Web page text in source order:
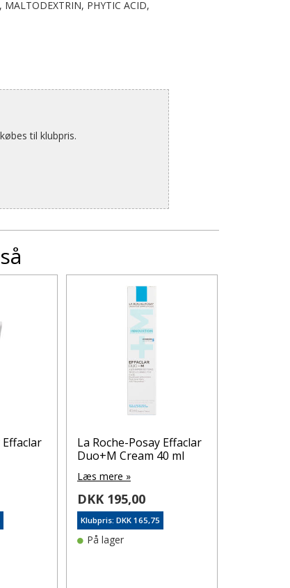
MALTODEXTRIN, PHYTIC ACID,
til klubpris.
Effaclar
La Roche-Posay Effaclar
Duo+M Cream 40 ml
Læs mere »
DKK 195,00
Klubpris: DKK 165,75
På lager